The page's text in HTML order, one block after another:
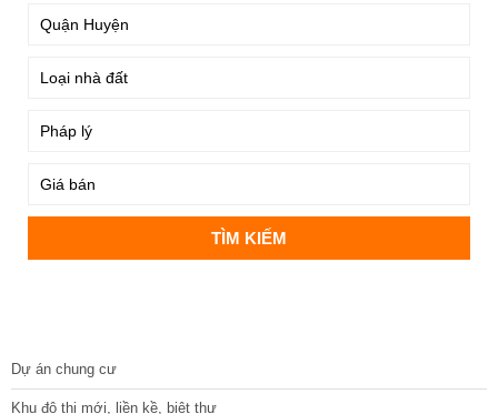
Dự án chung cư
Khu đô thị mới, liền kề, biệt thự